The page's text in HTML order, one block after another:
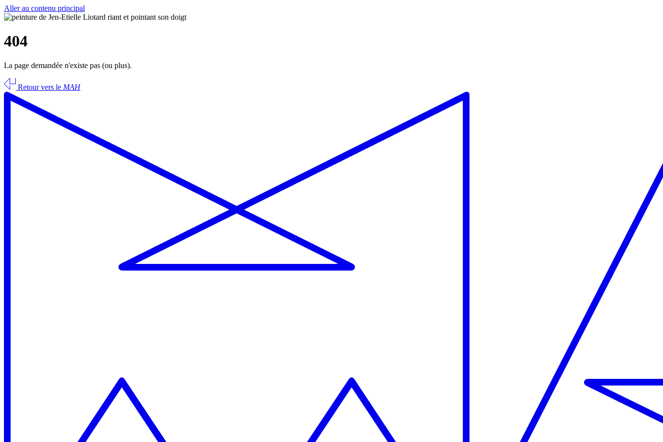
Aller au contenu principal
404
La page demandée n'existe pas (ou plus).
Retour vers le MAH